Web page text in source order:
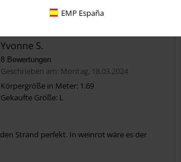
EMP España
Yvonne S.
8 Bewertungen
Geschrieben am: Montag, 18.03.2024
Körpergröße in Meter: 1.69
Gekaufte Größe: L
Strand perfekt. In weinrot wäre es der